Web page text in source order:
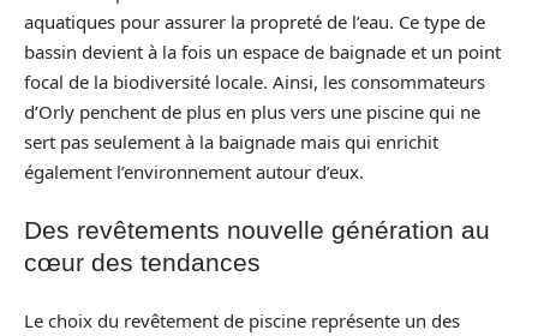
aquatiques pour assurer la propreté de l’eau. Ce type de
bassin devient à la fois un espace de baignade et un point
focal de la biodiversité locale. Ainsi, les consommateurs
d’Orly penchent de plus en plus vers une piscine qui ne
sert pas seulement à la baignade mais qui enrichit
également l’environnement autour d’eux.
Des revêtements nouvelle génération au
cœur des tendances
Le choix du revêtement de piscine représente un des